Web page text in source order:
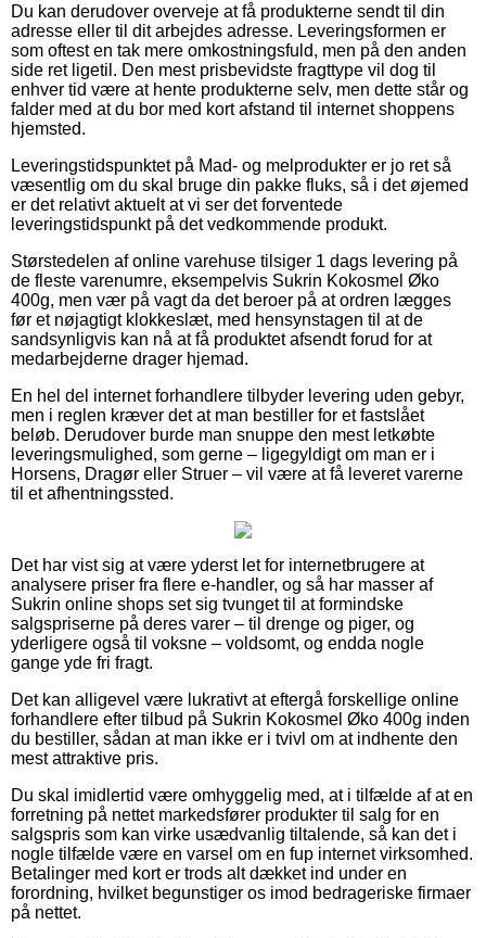
Du kan derudover overveje at få produkterne sendt til din
adresse eller til dit arbejdes adresse. Leveringsformen er
som oftest en tak mere omkostningsfuld, men på den anden
side ret ligetil. Den mest prisbevidste fragttype vil dog til
enhver tid være at hente produkterne selv, men dette står og
falder med at du bor med kort afstand til internet shoppens
hjemsted.
Leveringstidspunktet på Mad- og melprodukter er jo ret så
væsentlig om du skal bruge din pakke fluks, så i det øjemed
er det relativt aktuelt at vi ser det forventede
leveringstidspunkt på det vedkommende produkt.
Størstedelen af online varehuse tilsiger 1 dags levering på
de fleste varenumre, eksempelvis Sukrin Kokosmel Øko
400g, men vær på vagt da det beroer på at ordren lægges
før et nøjagtigt klokkeslæt, med hensynstagen til at de
sandsynligvis kan nå at få produktet afsendt forud for at
medarbejderne drager hjemad.
En hel del internet forhandlere tilbyder levering uden gebyr,
men i reglen kræver det at man bestiller for et fastslået
beløb. Derudover burde man snuppe den mest letkøbte
leveringsmulighed, som gerne – ligegyldigt om man er i
Horsens, Dragør eller Struer – vil være at få leveret varerne
til et afhentningssted.
Det har vist sig at være yderst let for internetbrugere at
analysere priser fra flere e-handler, og så har masser af
Sukrin online shops set sig tvunget til at formindske
salgspriserne på deres varer – til drenge og piger, og
yderligere også til voksne – voldsomt, og endda nogle
gange yde fri fragt.
Det kan alligevel være lukrativt at eftergå forskellige online
forhandlere efter tilbud på Sukrin Kokosmel Øko 400g inden
du bestiller, sådan at man ikke er i tvivl om at indhente den
mest attraktive pris.
Du skal imidlertid være omhyggelig med, at i tilfælde af at en
forretning på nettet markedsfører produkter til salg for en
salgspris som kan virke usædvanlig tiltalende, så kan det i
nogle tilfælde være en varsel om en fup internet virksomhed.
Betalinger med kort er trods alt dækket ind under en
forordning, hvilket begunstiger os imod bedrageriske firmaer
på nettet.